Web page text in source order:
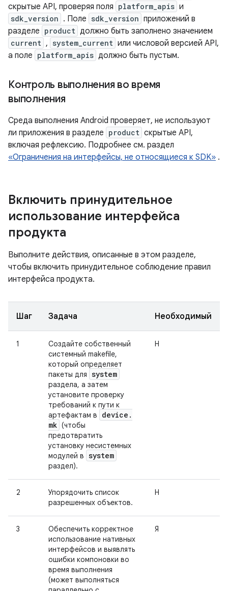
скрытые API, проверяя поля platform_apis и
sdk_version . Поле sdk_version приложений в
разделе product должно быть заполнено значением
current , system_current или числовой версией API,
а поле platform_apis должно быть пустым.
Контроль выполнения во время
выполнения
Среда выполнения Android проверяет, не используют
ли приложения в разделе product скрытые API,
включая рефлексию. Подробнее см. раздел
«Ограничения на интерфейсы, не относящиеся к SDK» .
Включить принудительное
использование интерфейса
продукта
Выполните действия, описанные в этом разделе,
чтобы включить принудительное соблюдение правил
интерфейса продукта.
Шаг Задача Необходимый
1
Создайте собственный
системный makefile,
который определяет
пакеты для system
раздела, а затем
установите проверку
требований к пути к
артефактам в
device .
mk (чтобы
предотвратить
установку несистемных
модулей в system
раздел).
Н
2
Упорядочить список
разрешенных объектов.
Н
3
Обеспечить корректное
использование нативных
интерфейсов и выявлять
ошибки компоновки во
время выполнения
(может выполняться
Я